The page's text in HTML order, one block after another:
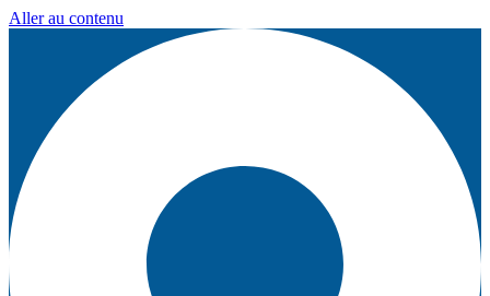
Aller au contenu